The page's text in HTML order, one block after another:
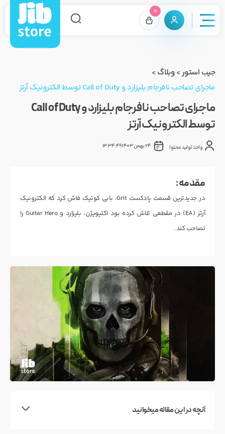
0
جیب استور>وبلاگ >
ماجرای تصاحب نافرجام بلیزارد و Call of Duty توسط الکترونیک آرتز
ماجرای تصاحب نافرجام بلیزارد و Call of Duty
توسط الکترونیک آرتز
واحد تولید محتوا 24 بهمن 1403 13:34:49
مقدمه :
در جدیدترین قسمت پادکست Grit، بابی کوتیک فاش کرد که الکترونیک
آرتز (EA) در مقطعی تلاش کرده بود اکتیویژن، بلیزارد و Guitar Hero را
تصاحب کند.
آنچه در این مقاله میخوانید